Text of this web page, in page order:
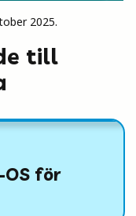
2025.
till
för